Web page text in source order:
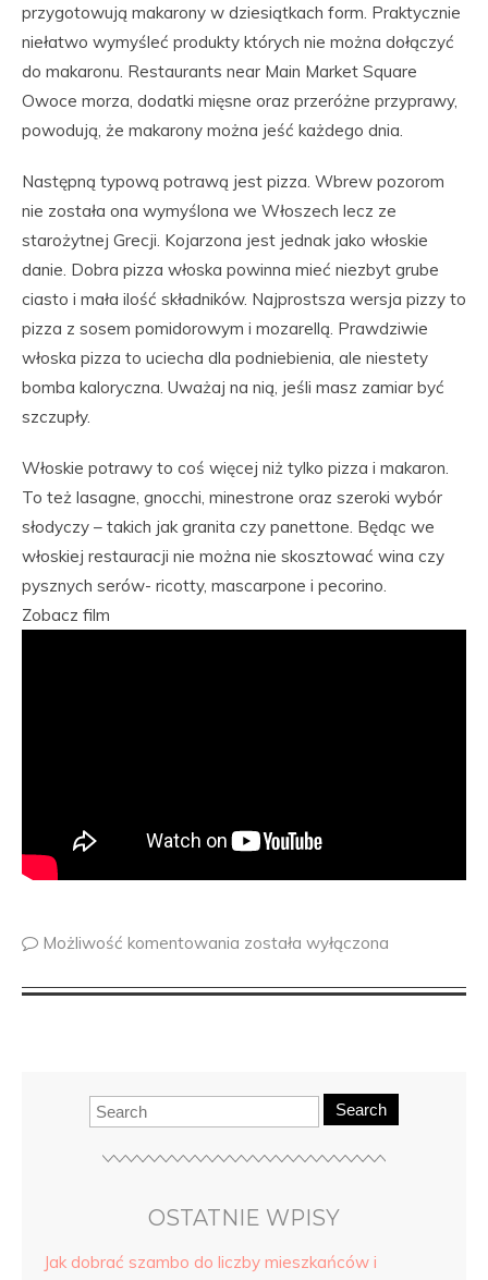
przygotowują makarony w dziesiątkach form. Praktycznie
niełatwo wymyśleć produkty których nie można dołączyć
do makaronu. Restaurants near Main Market Square
Owoce morza, dodatki mięsne oraz przeróżne przyprawy,
powodują, że makarony można jeść każdego dnia.
Następną typową potrawą jest pizza. Wbrew pozorom
nie została ona wymyślona we Włoszech lecz ze
starożytnej Grecji. Kojarzona jest jednak jako włoskie
danie. Dobra pizza włoska powinna mieć niezbyt grube
ciasto i mała ilość składników. Najprostsza wersja pizzy to
pizza z sosem pomidorowym i mozarellą. Prawdziwie
włoska pizza to uciecha dla podniebienia, ale niestety
bomba kaloryczna. Uważaj na nią, jeśli masz zamiar być
szczupły.
Włoskie potrawy to coś więcej niż tylko pizza i makaron.
To też lasagne, gnocchi, minestrone oraz szeroki wybór
słodyczy – takich jak granita czy panettone. Będąc we
włoskiej restauracji nie można nie skosztować wina czy
pysznych serów- ricotty, mascarpone i pecorino.
Zobacz film
Możliwość komentowania została wyłączona
Search
OSTATNIE WPISY
Jak dobrać szambo do liczby mieszkańców i